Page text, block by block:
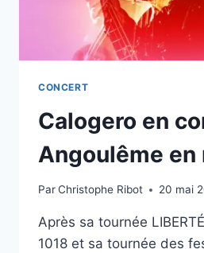
CONCERT
Calogero en
Angoulême en
ParChristophe Ribot 20 mai
Après sa tournée
1018 et sa tournée des